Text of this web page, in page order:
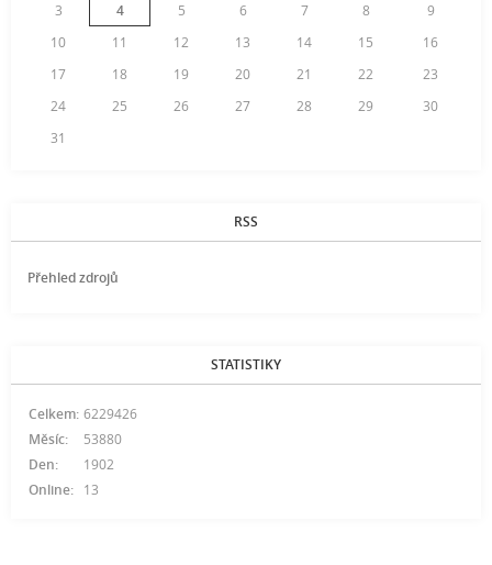
3
4 5 6 7 8
9
10
11 12 13 14 15
16
17
18 19 20 21 22
23
24
25 26 27 28 29
30
31
RSS
Přehled zdrojů
STATISTIKY
Online: 13
Celkem: 6229426
Měsíc:
53880
Den:
1902